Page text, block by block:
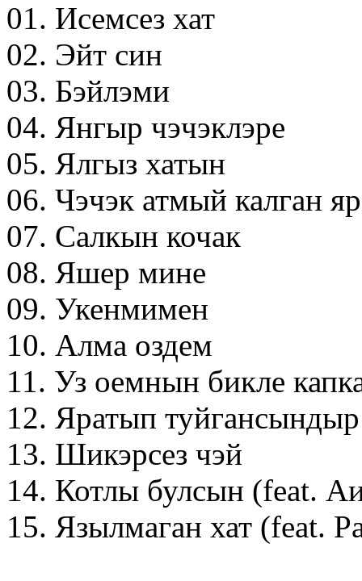
01. Исемсез хат
02. Эйт син
03. Бэйлэми
04. Янгыр чэчэклэре
05. Ялгыз хатын
06. Чэчэк атмый калган
07. Салкын кочак
08. Яшер мине
09. Укенмимен
10. Алма оздем
11. Уз оемнын бикле
12. Яратып туйгансындыр
13. Шикэрсез чэй
14. Котлы булсын (feat.
15. Язылмаган хат (feat.